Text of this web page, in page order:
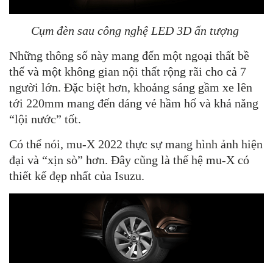
Cụm đèn sau công nghệ LED 3D ấn tượng
Những thông số này mang đến một ngoại thất bề
thế và một không gian nội thất rộng rãi cho cả 7
người lớn. Đặc biệt hơn, khoảng sáng gầm xe lên
tới 220mm mang đến dáng vẻ hầm hố và khả năng
“lội nước” tốt.
Có thể nói, mu-X 2022 thực sự mang hình ảnh hiện
đại và “xịn sò” hơn. Đây cũng là thế hệ mu-X có
thiết kế đẹp nhất của Isuzu.